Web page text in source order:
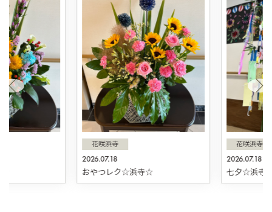
2026.07.18
花咲浜寺
おやつレク☆浜寺☆
2026.07.18
花咲浜寺
七夕☆浜寺☆